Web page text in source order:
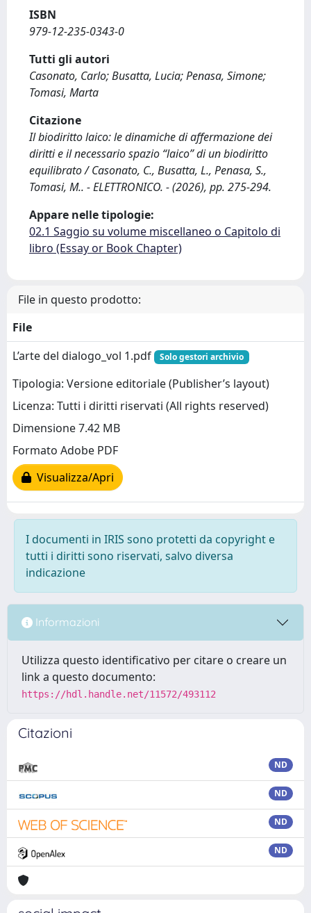
ISBN
979-12-235-0343-0
Tutti gli autori
Casonato, Carlo; Busatta, Lucia; Penasa, Simone;
Tomasi, Marta
Citazione
Il biodiritto laico: le dinamiche di affermazione dei
diritti e il necessario spazio “laico” di un biodiritto
equilibrato / Casonato, C., Busatta, L., Penasa, S.,
Tomasi, M.. - ELETTRONICO. - (2026), pp. 275-294.
Appare nelle tipologie:
02.1 Saggio su volume miscellaneo o Capitolo di
libro (Essay or Book Chapter)
File in questo prodotto:
File
L’arte del dialogo_vol 1.pdf
Solo gestori archivio
Tipologia: Versione editoriale (Publisher’s layout)
Licenza: Tutti i diritti riservati (All rights reserved)
Dimensione 7.42 MB
Formato Adobe PDF
Visualizza/Apri
I documenti in IRIS sono protetti da copyright e
tutti i diritti sono riservati, salvo diversa
indicazione
Informazioni
Utilizza questo identificativo per citare o creare un
link a questo documento:
https://hdl.handle.net/11572/493112
Citazioni
ND
ND
ND
ND